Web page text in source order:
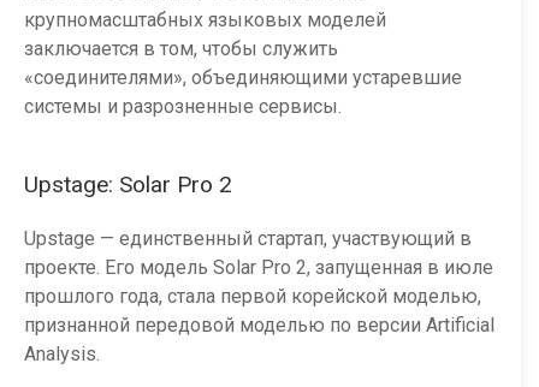
крупномасштабных языковых моделей
заключается в том, чтобы служить
«соединителями», объединяющими устаревшие
системы и разрозненные сервисы.
Upstage: Solar Pro 2
Upstage — единственный стартап, участвующий в
проекте. Его модель Solar Pro 2, запущенная в июле
прошлого года, стала первой корейской моделью,
признанной передовой моделью по версии Artificial
Analysis.